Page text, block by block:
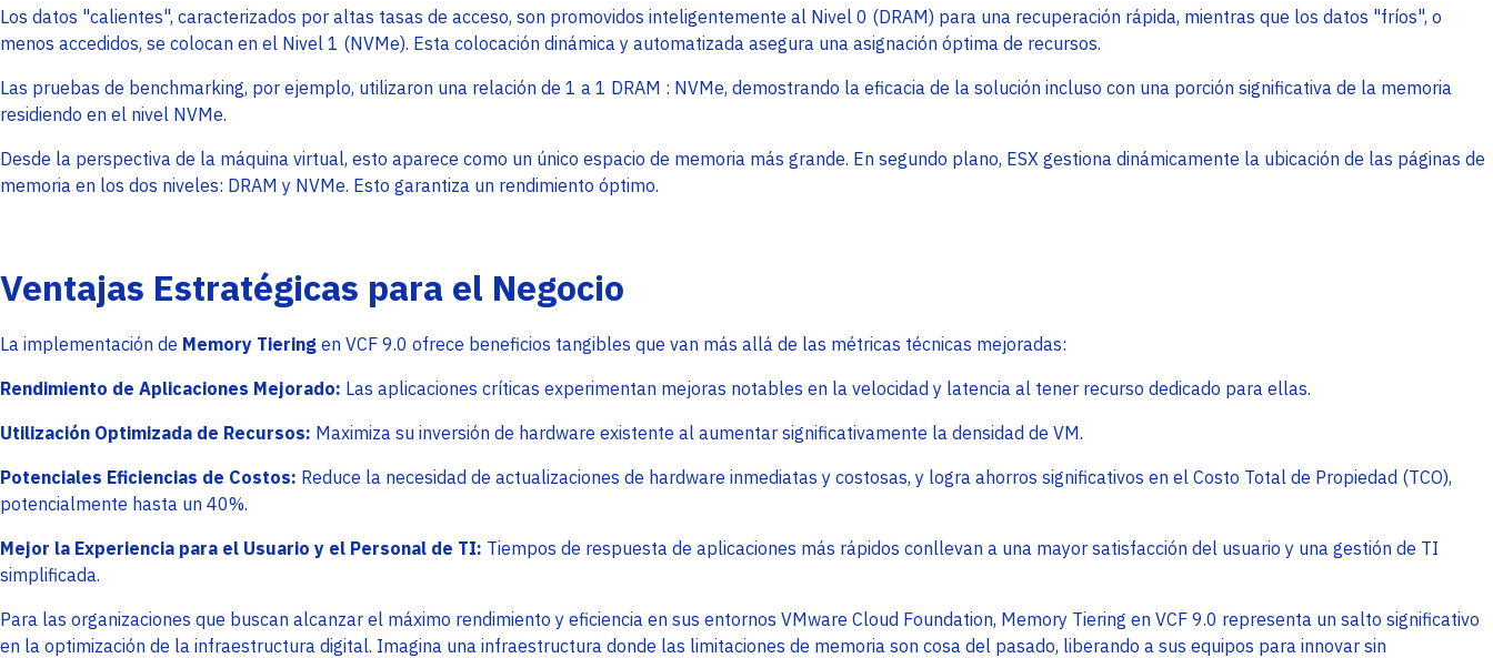
Los datos "calientes", caracterizados por altas tasas de acceso, son promovidos inteligentemente al Nivel 0 (DRAM) para una recuperación rápida, mientras que los datos "fríos", o
menos accedidos, se colocan en el Nivel 1 (NVMe). Esta colocación dinámica y automatizada asegura una asignación óptima de recursos.
Las pruebas de benchmarking, por ejemplo, utilizaron una relación de 1 a 1 DRAM : NVMe, demostrando la eficacia de la solución incluso con una porción significativa de la memoria
residiendo en el nivel NVMe.
Desde la perspectiva de la máquina virtual, esto aparece como un único espacio de memoria más grande. En segundo plano, ESX gestiona dinámicamente la ubicación de las páginas de
memoria en los dos niveles: DRAM y NVMe. Esto garantiza un rendimiento óptimo.
Ventajas Estratégicas para el Negocio
La implementación de Memory Tiering en VCF 9.0 ofrece beneficios tangibles que van más allá de las métricas técnicas mejoradas:
Rendimiento de Aplicaciones Mejorado: Las aplicaciones críticas experimentan mejoras notables en la velocidad y latencia al tener recurso dedicado para ellas.
Utilización Optimizada de Recursos: Maximiza su inversión de hardware existente al aumentar significativamente la densidad de VM.
Potenciales Eficiencias de Costos: Reduce la necesidad de actualizaciones de hardware inmediatas y costosas, y logra ahorros significativos en el Costo Total de Propiedad (TCO),
potencialmente hasta un 40%.
Mejor la Experiencia para el Usuario y el Personal de TI: Tiempos de respuesta de aplicaciones más rápidos conllevan a una mayor satisfacción del usuario y una gestión de TI
simplificada.
Para las organizaciones que buscan alcanzar el máximo rendimiento y eficiencia en sus entornos VMware Cloud Foundation, Memory Tiering en VCF 9.0 representa un salto significativo
en la optimización de la infraestructura digital. Imagina una infraestructura donde las limitaciones de memoria son cosa del pasado, liberando a sus equipos para innovar sin